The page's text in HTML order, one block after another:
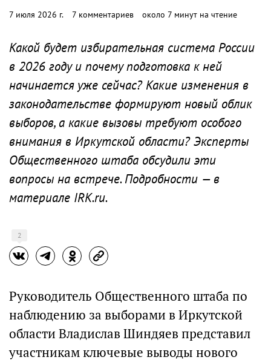
7 июля 2026 г. 7 комментариев около 7 минут на чтение
Какой будет избирательная система России
в 2026 году и почему подготовка к ней
начинается уже сейчас? Какие изменения в
законодательстве формируют новый облик
выборов, а какие вызовы требуют особого
внимания в Иркутской области? Эксперты
Общественного штаба обсудили эти
вопросы на встрече. Подробности — в
материале IRK.ru.
2
Руководитель Общественного штаба по
наблюдению за выборами в Иркутской
области Владислав Шиндяев представил
участникам ключевые выводы нового